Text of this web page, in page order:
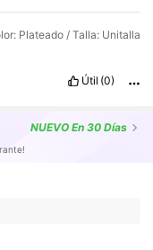
Plateado / Talla: Unitalla
Útil (0)
NUEVO En 30 Días